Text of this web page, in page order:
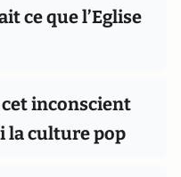
ce que l’Eglise
inconscient
la culture pop